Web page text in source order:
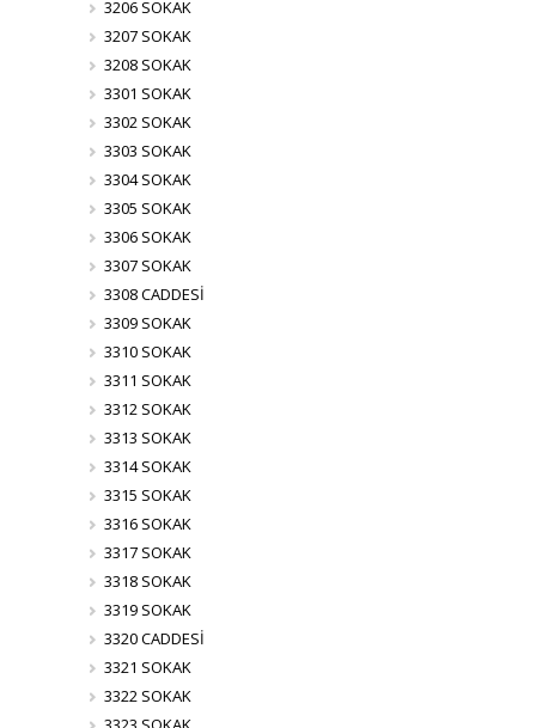
3206 SOKAK
3207 SOKAK
3208 SOKAK
3301 SOKAK
3302 SOKAK
3303 SOKAK
3304 SOKAK
3305 SOKAK
3306 SOKAK
3307 SOKAK
3308 CADDESİ
3309 SOKAK
3310 SOKAK
3311 SOKAK
3312 SOKAK
3313 SOKAK
3314 SOKAK
3315 SOKAK
3316 SOKAK
3317 SOKAK
3318 SOKAK
3319 SOKAK
3320 CADDESİ
3321 SOKAK
3322 SOKAK